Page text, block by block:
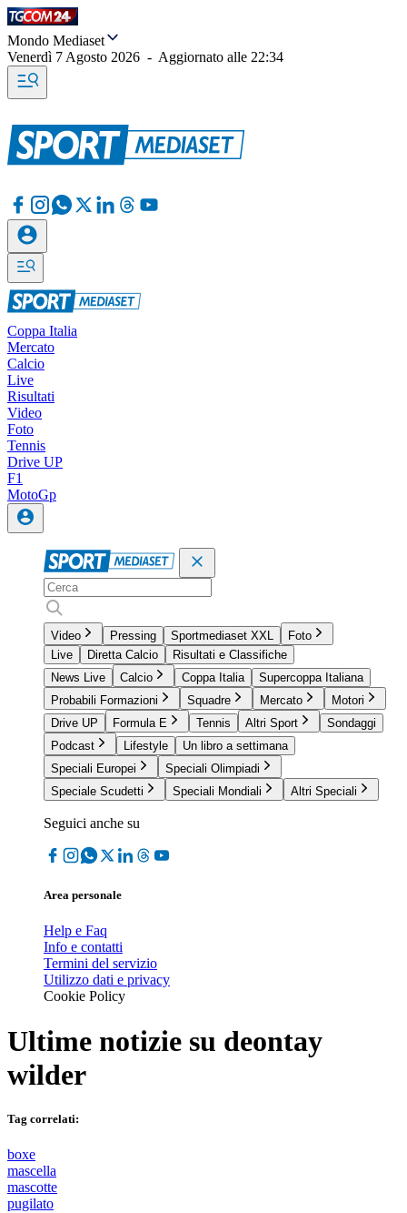
Mondo Mediaset
Venerdì 7 Agosto 2026 - Aggiornato alle 22:34
Coppa Italia
Mercato
Calcio
Live
Risultati
Video
Foto
Tennis
Drive UP
F1
MotoGp
Video Pressing Sportmediaset XXL
Foto
Live
Diretta Calcio
Risultati e Classifiche
News Live
Calcio Coppa Italia
Supercoppa Italiana
Probabili Formazioni
Squadre Mercato
Motori
Drive UP
Formula E Tennis Altri Sport
Sondaggi
Podcast
Lifestyle
Un libro a settimana
Speciali Europei
Speciali Olimpiadi
Speciale Scudetti
Speciali Mondiali Altri Speciali
Seguici anche su
Area personale
Help e Faq
Info e contatti
Termini del servizio
Utilizzo dati e privacy
Cookie Policy
Ultime notizie su deontay
wilder
Tag correlati:
boxe
mascella
mascotte
pugilato